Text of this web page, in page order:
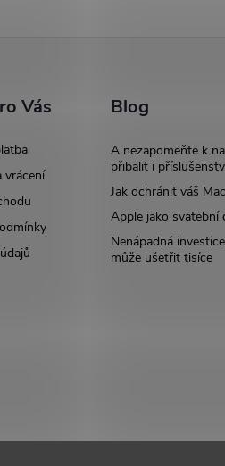
Vás
vrácení
Blog
A nezapomeňte k
přibalit i
Jak ochránit váš
Apple jako svatební
Nenápadná
může ušetřit tisíce